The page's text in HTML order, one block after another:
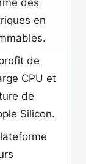
des
en
de
CPU et
de
Silicon.